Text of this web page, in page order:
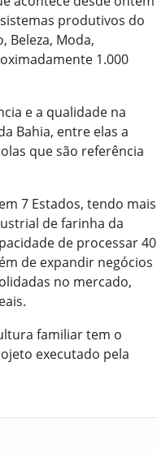
produtivos do
Beleza, Moda,
1.000
e a qualidade na
Bahia, entre elas a
que são referência
7 Estados, tendo mais
de farinha da
de processar 40
de expandir negócios
no mercado,
familiar tem o
executado pela